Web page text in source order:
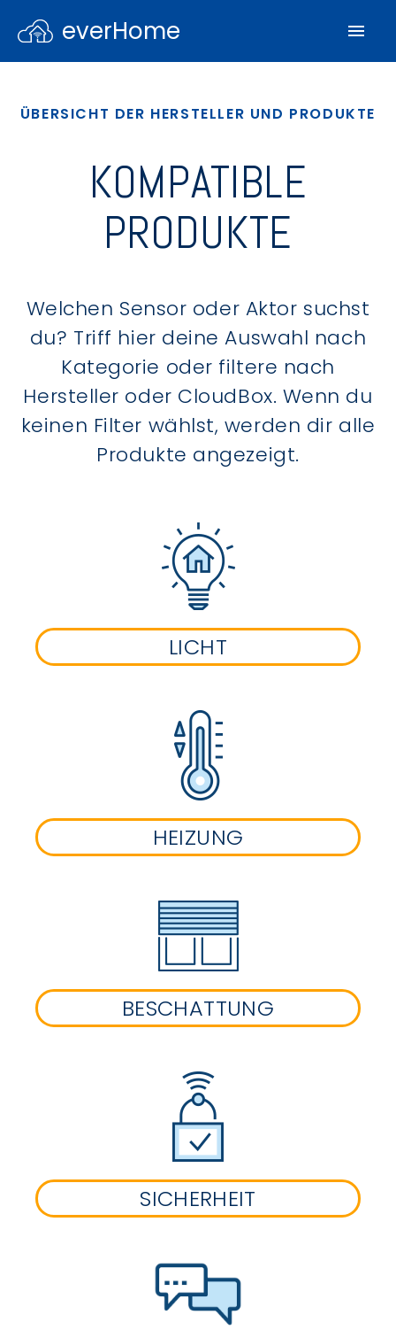
everHome
ÜBERSICHT DER HERSTELLER UND PRODUKTE
KOMPATIBLE
PRODUKTE
Welchen Sensor oder Aktor suchst
du? Triff hier deine Auswahl nach
Kategorie oder filtere nach
Hersteller oder CloudBox. Wenn du
keinen Filter wählst, werden dir alle
Produkte angezeigt.
LICHT
HEIZUNG
BESCHATTUNG
SICHERHEIT